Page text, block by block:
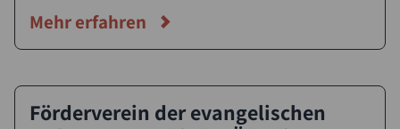
Schulaausflügen, Spielmaterial,
Neuanschaffungen für die Klassen,
Mehr erfahren
Förderverein der evangelischen